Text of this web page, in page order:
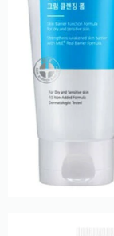
походження
роблячи його
факторів,
заспокійливу
За
енергетичного
спіруліни,
зменшують
стимулюють